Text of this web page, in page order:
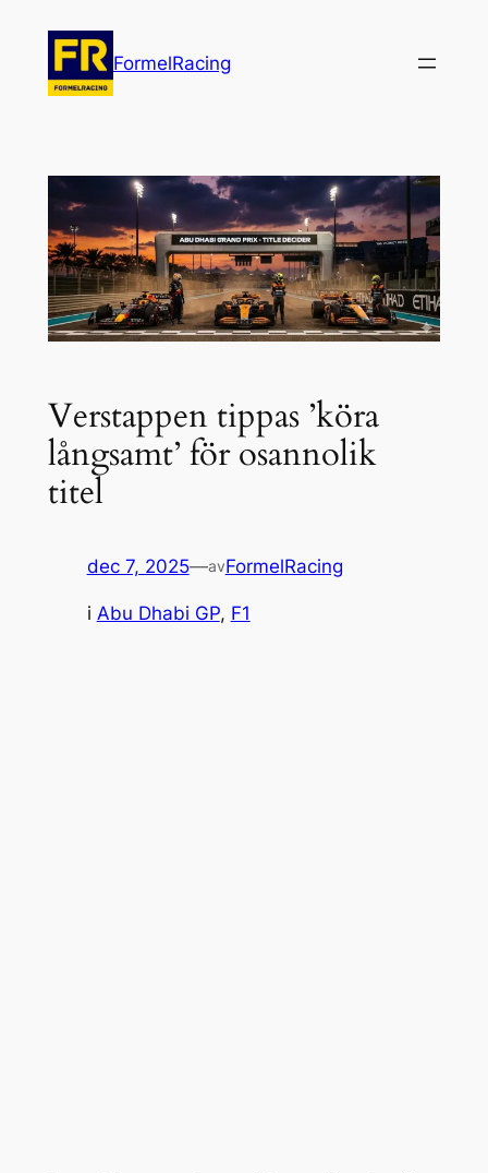
innehåll
FormelRacing
Verstappen tippas ’köra
långsamt’ för osannolik
titel
dec 7, 2025—avFormelRacing
i Abu Dhabi GP, F1